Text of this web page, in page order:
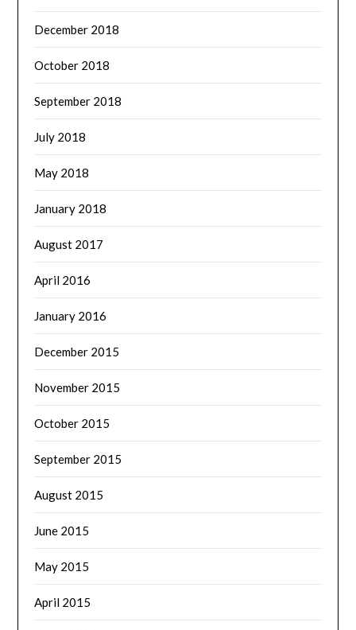
December 2018
October 2018
September 2018
July 2018
May 2018
January 2018
August 2017
April 2016
January 2016
December 2015
November 2015
October 2015
September 2015
August 2015
June 2015
May 2015
April 2015